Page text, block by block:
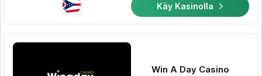
Käy Kasinolla
Win A Day Casino